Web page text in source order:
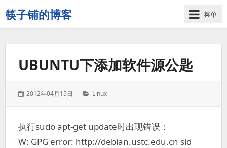
筷子铺的博客
记
录
菜单
UBUNTU下添加软件源公匙
发
2012年04月15日
分
Linux
执行sudo apt-get update时出现错误：
W: GPG error: http://debian.ustc.edu.cn sid